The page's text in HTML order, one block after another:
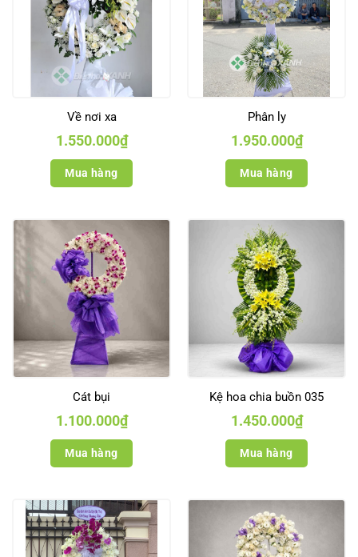
Về nơi xa
1.550.000₫
Mua hàng
Phân ly
1.950.000₫
Mua hàng
Cát bụi
1.100.000₫
Mua hàng
Kệ hoa chia buồn 035
1.450.000₫
Mua hàng